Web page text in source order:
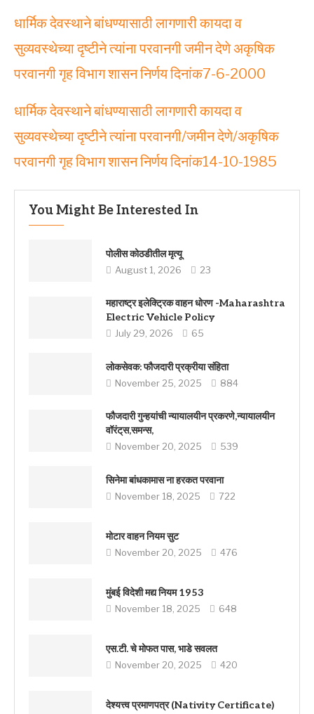
धार्मिक देवस्थाने बांधण्यासाठी लागणारी कायदा व
सुव्यवस्थेच्या दृष्टीने त्यांना परवानगी जमीन देणे अकृषिक
परवानगी गृह विभाग शासन निर्णय दिनांक7-6-2000
धार्मिक देवस्थाने बांधण्यासाठी लागणारी कायदा व
सुव्यवस्थेच्या दृष्टीने त्यांना परवानगी/जमीन देणे/अकृषिक
परवानगी गृह विभाग शासन निर्णय दिनांक14-10-1985
You Might Be Interested In
पोलीस कोठडीतील मृत्‍यू
August 1, 2026 23
महाराष्ट्र इलेक्ट्रिक वाहन धोरण -Maharashtra
Electric Vehicle Policy
July 29, 2026 65
लोकसेवक: फौजदारी प्रक्रीया संहिता
November 25, 2025 884
फौजदारी गुन्हयांची न्यायालयीन प्रकरणे,न्यायालयीन
वॉरंट्‌स,समन्स,
November 20, 2025 539
सिनेमा बांधकामास ना हरकत परवाना
November 18, 2025 722
मोटार वाहन नियम सुट
November 20, 2025 476
मुंबई विदेशी मद्य नियम 1953
November 18, 2025 648
एस.टी. चे मोफत पास, भाडे सवलत
November 20, 2025 420
देश्यत्त्व प्रमाणपत्र (Nativity Certificate)